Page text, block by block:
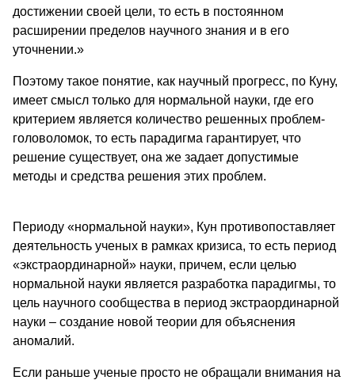
достижении своей цели, то есть в постоянном
расширении пределов научного знания и в его
уточнении.»
Поэтому такое понятие, как научный прогресс, по Куну,
имеет смысл только для нор­мальной науки, где его
критерием является количество ре­шенных проблем-
головоломок, то есть парадигма гарантирует, что
решение существует, она же задает допустимые
методы и средства решения этих про­блем.
Периоду «нормальной науки», Кун противопоставляет
деятельность ученых в рамках кризиса, то есть период
«экстраординарной» науки, причем, если целью
нормальной науки является разработка пара­дигмы, то
цель научного сообщества в период экстраординарной
науки – соз­дание новой теории для объяснения
аномалий.
Если раньше ученые просто не обращали внимания на